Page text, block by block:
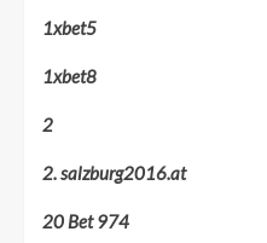
1xbet5
1xbet8
2
2. salzburg2016.at
20 Bet 974